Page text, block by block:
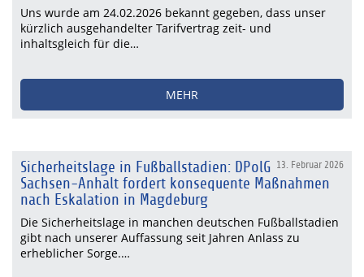
Uns wurde am 24.02.2026 bekannt gegeben, dass unser
kürzlich ausgehandelter Tarifvertrag zeit- und
inhaltsgleich für die…
MEHR
13. Februar 2026
Sicherheitslage in Fußballstadien: DPolG
Sachsen-Anhalt fordert konsequente Maßnahmen
nach Eskalation in Magdeburg
Die Sicherheitslage in manchen deutschen Fußballstadien
gibt nach unserer Auffassung seit Jahren Anlass zu
erheblicher Sorge.…